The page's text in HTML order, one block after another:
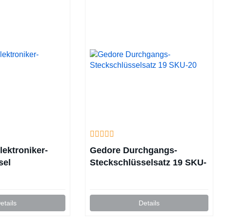
Gedore Durchgangs-
Steckschlüsselsatz 19 SKU-
Details